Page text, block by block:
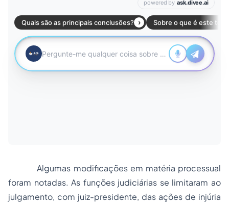
Algumas modificações em matéria processual
foram notadas. As funções judiciárias se limitaram ao
julgamento, com juiz-presidente, das ações de injúria